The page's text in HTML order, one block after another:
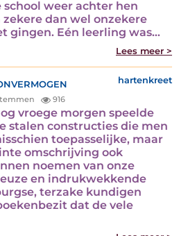
school weer achter hen
dan wel onzekere
gingen. Eén leerling was…
Lees meer >
hartenkreet
916
vroege morgen speelde
stalen constructies die men
toepasselijke, maar
omschrijving ook
noemen van onze
en indrukwekkende
terzake kundigen
dat de vele